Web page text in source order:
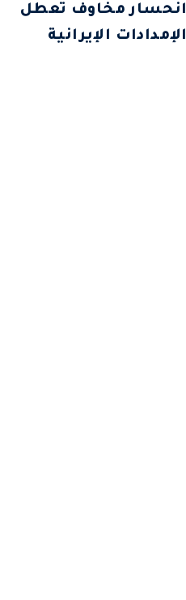
انحسار مخاوف تعطل
الإمدادات الإيرانية